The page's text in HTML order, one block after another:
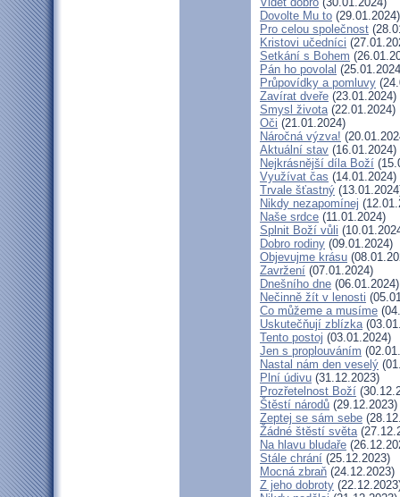
Dovolte Mu to (29.01.2024)
Pro celou společnost
Kristovi učedníci
Setkání s Bohem
Pán ho povolal
Průpovídky a pomluvy
Zavírat dveře (23.01.2024)
Smysl života(22.01.2024)
Oči (21.01.2024)
Náročná výzva!
Aktuální stav (16.01.2024)
Nejkrásnější díla Boží
Využívat čas (14.01.2024)
Trvale šťastný
Nikdy nezapomínej
Naše srdce (11.01.2024)
Splnit Boží vůli
Dobro rodiny (09.01.2024)
Objevujme krásu
Zavržení (07.01.2024)
Dnešního dne (06.01.2024)
Nečinně žít v lenosti
Co můžeme a musíme
Uskutečňují zblízka
Tento postoj (03.01.2024)
Jen s proplouváním
Nastal nám den veselý
Plní údivu (31.12.2023)
Prozřetelnost Boží
Štěstí národů (29.12.2023)
Zeptej se sám sebe
Žádné štěstí světa
Na hlavu bludaře
Stále chrání (25.12.2023)
Mocná zbraň (24.12.2023)
Z jeho dobroty